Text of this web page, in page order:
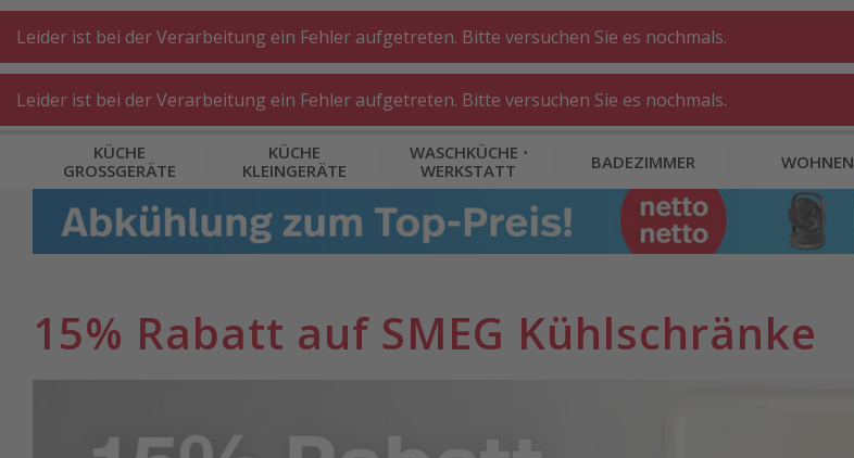
A +++
A+++
A +++
A+++
MyPost
MyPost
KÜCHE
GROSSGERÄTE
KÜCHE
KLEINGERÄTE
WASCHKÜCHE ⋅
WERKSTATT
BADEZIMMER WOHNEN
15% Rabatt auf SMEG Kühlschränke
Leider ist bei der Verarbeitung ein Fehler aufgetreten. Bitte versuchen Sie es nochmals.
Leider ist bei der Verarbeitung ein Fehler aufgetreten. Bitte versuchen Sie es nochmals.